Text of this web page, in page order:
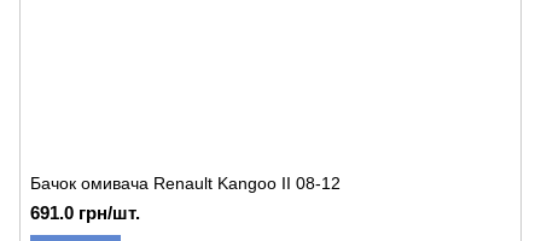
Бачок омивача Renault Kangoo II 08-12
691.0 грн/шт.